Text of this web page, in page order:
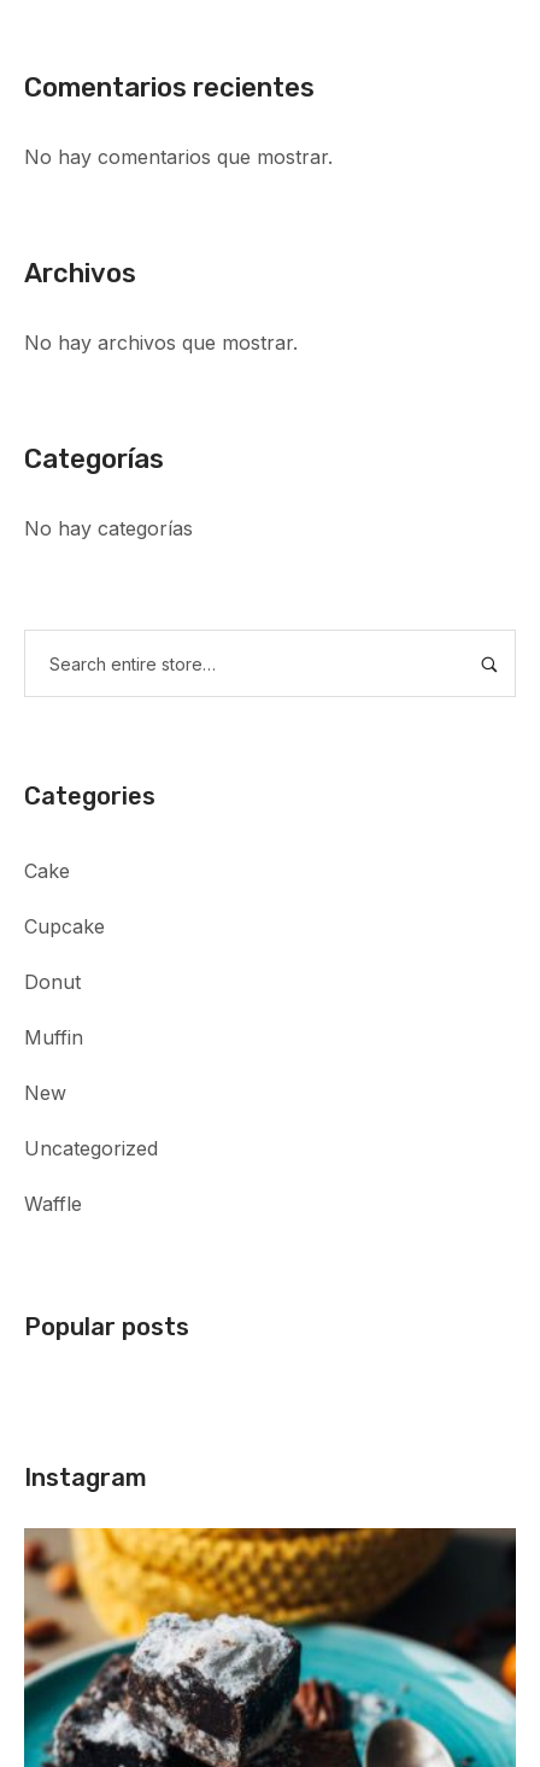
Comentarios recientes
No hay comentarios que mostrar.
Archivos
No hay archivos que mostrar.
Categorías
No hay categorías
Categories
Cake
Cupcake
Donut
Muffin
New
Uncategorized
Waffle
Popular posts
Instagram